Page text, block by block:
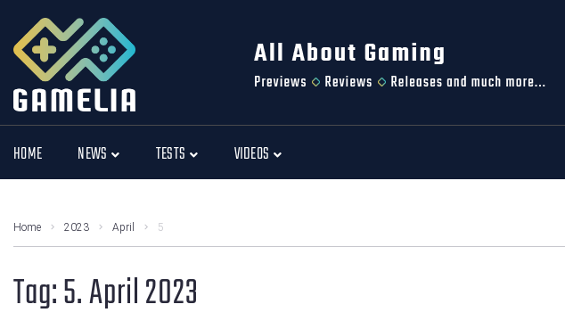
HOME NEWS TESTS VIDEOS
Home 2023 April 5
Tag:5. April 2023